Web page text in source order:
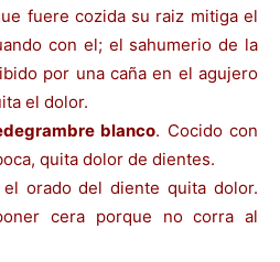
fuere cozida su raiz mitiga el
con el; el sahumerio de la
por una caña en el agujero
el dolor.
blanco. Cocido con
quita dolor de dientes.
orado del diente quita dolor.
cera porque no corra al